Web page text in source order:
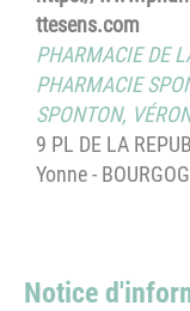
ttesens.com
PHARMACIE DE
PHARMACIE
SPONTON,
9 PL DE LA
Yonne -
Notice